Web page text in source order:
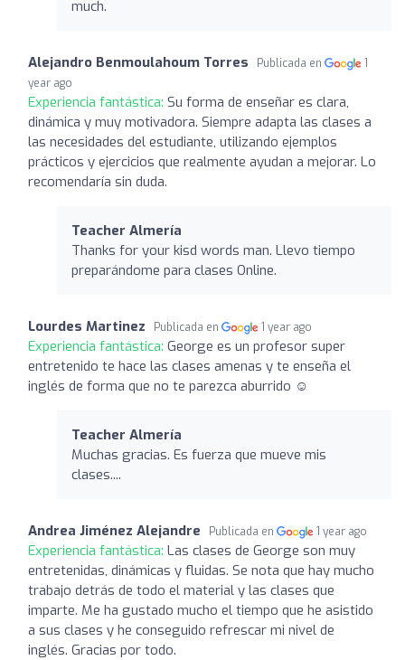
much.
Alejandro Benmoulahoum Torres Publicada en
1
year ago
Experiencia fantástica: Su forma de enseñar es clara,
dinámica y muy motivadora. Siempre adapta las clases a
las necesidades del estudiante, utilizando ejemplos
prácticos y ejercicios que realmente ayudan a mejorar. Lo
recomendaría sin duda.
Teacher Almería
Thanks for your kisd words man. Llevo tiempo
preparándome para clases Online.
Lourdes Martinez Publicada en 1 year ago
Experiencia fantástica: George es un profesor super
entretenido te hace las clases amenas y te enseña el
inglés de forma que no te parezca aburrido ☺️
Teacher Almería
Muchas gracias. Es fuerza que mueve mis
clases....
Andrea Jiménez Alejandre Publicada en 1 year ago
Experiencia fantástica: Las clases de George son muy
entretenidas, dinámicas y fluidas. Se nota que hay mucho
trabajo detrás de todo el material y las clases que
imparte. Me ha gustado mucho el tiempo que he asistido
a sus clases y he conseguido refrescar mi nivel de
inglés. Gracias por todo.